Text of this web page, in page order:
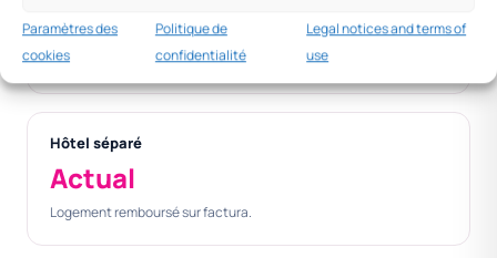
Paramètres des
cookies
Politique de
confidentialité
Legal notices and terms of
use
CRC 50k+
Per diem standard cadres.
Hôtel séparé
Actual
Logement remboursé sur factura.